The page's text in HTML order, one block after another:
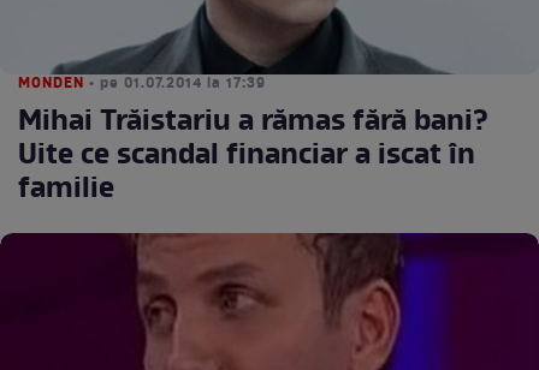
MONDEN • pe 01.07.2014 la 17:39
Mihai Trăistariu a rămas fără bani?
Uite ce scandal financiar a iscat în
familie